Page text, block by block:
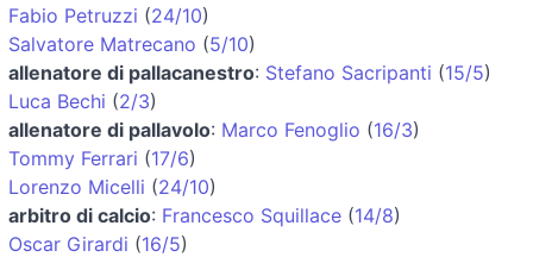
Fabio Petruzzi (24/10)
Salvatore Matrecano (5/10)
allenatore di pallacanestro: Stefano Sacripanti (15/5)
Luca Bechi (2/3)
allenatore di pallavolo: Marco Fenoglio (16/3)
Tommy Ferrari (17/6)
Lorenzo Micelli (24/10)
arbitro di calcio: Francesco Squillace (14/8)
Oscar Girardi (16/5)